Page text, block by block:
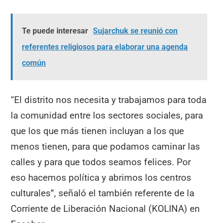
Te puede interesar Sujarchuk se reunió con
referentes religiosos para elaborar una agenda
común
“El distrito nos necesita y trabajamos para toda
la comunidad entre los sectores sociales, para
que los que más tienen incluyan a los que
menos tienen, para que podamos caminar las
calles y para que todos seamos felices. Por
eso hacemos política y abrimos los centros
culturales”, señaló el también referente de la
Corriente de Liberación Nacional (KOLINA) en